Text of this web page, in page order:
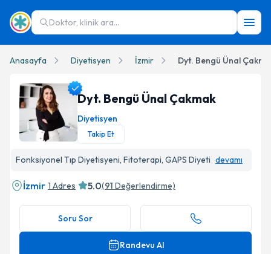
Doktor, klinik ara...
Anasayfa Diyetisyen İzmir Dyt. Bengü Ünal
Dyt. Bengü Ünal Çakmak
Diyetisyen
Takip Et
Fonksiyonel Tıp Diyetisyeni, Fitoterapi, GAPS Diyeti devamı
İzmir 1 Adres 5.0(91 Değerlendirme)
Soru Sor
Randevu Al